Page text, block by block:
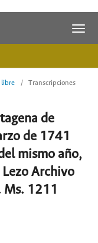
libre / Transcripciones
de
de 1741
mismo año,
Archivo
Ms. 1211